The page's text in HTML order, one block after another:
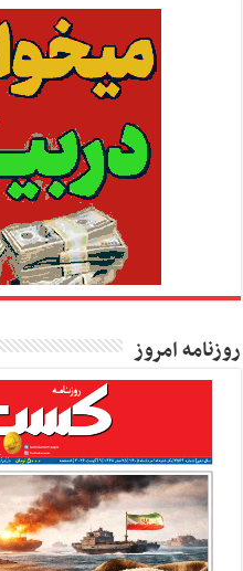
روزنامه امروز